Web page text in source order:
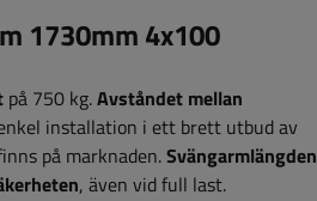
1730mm 4x100
på 750 kg.Avståndet mellan
installation i ett brett utbud av
på marknaden.Svängarmlängden
, även vid full last.